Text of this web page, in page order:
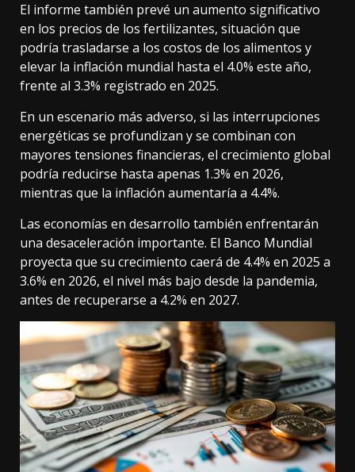
El informe también prevé un aumento significativo
en los precios de los fertilizantes, situación que
podría trasladarse a los costos de los alimentos y
elevar la inflación mundial hasta el 4.0% este año,
frente al 3.3% registrado en 2025.
En un escenario más adverso, si las interrupciones
energéticas se profundizan y se combinan con
mayores tensiones financieras, el crecimiento global
podría reducirse hasta apenas 1.3% en 2026,
mientras que la inflación aumentaría a 4.4%.
Las economías en desarrollo también enfrentarán
una desaceleración importante. El Banco Mundial
proyecta que su crecimiento caerá de 4.4% en 2025 a
3.6% en 2026, el nivel más bajo desde la pandemia,
antes de recuperarse a 4.2% en 2027.